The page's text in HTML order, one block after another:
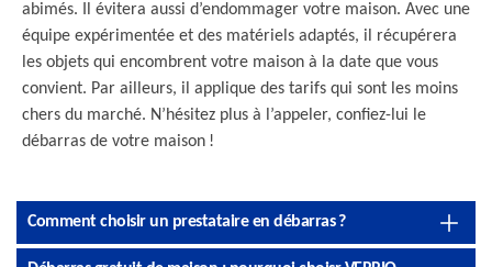
abimés. Il évitera aussi d’endommager votre maison. Avec une
équipe expérimentée et des matériels adaptés, il récupérera
les objets qui encombrent votre maison à la date que vous
convient. Par ailleurs, il applique des tarifs qui sont les moins
chers du marché. N’hésitez plus à l’appeler, confiez-lui le
débarras de votre maison !
Comment choisir un prestataire en débarras ?